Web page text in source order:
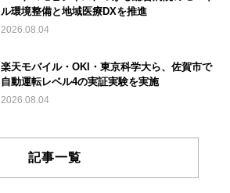
ル環境整備と地域医療DXを推進
2026.08.04
楽天モバイル・OKI・東京科学大ら、佐賀市で
自動運転レベル4の実証実験を実施
2026.08.04
記事一覧